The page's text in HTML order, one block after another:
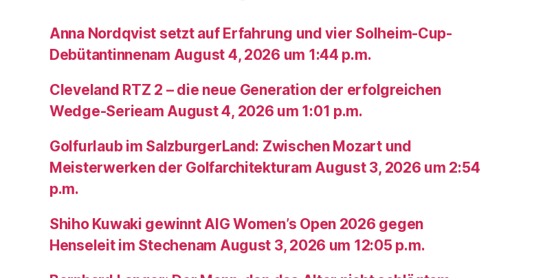
Anna Nordqvist setzt auf Erfahrung und vier Solheim-Cup-
Debütantinnenam August 4, 2026 um 1:44 p.m.
Cleveland RTZ 2 – die neue Generation der erfolgreichen
Wedge-Serieam August 4, 2026 um 1:01 p.m.
Golfurlaub im SalzburgerLand: Zwischen Mozart und
Meisterwerken der Golfarchitekturam August 3, 2026 um 2:54
p.m.
Shiho Kuwaki gewinnt AIG Women’s Open 2026 gegen
Henseleit im Stechenam August 3, 2026 um 12:05 p.m.